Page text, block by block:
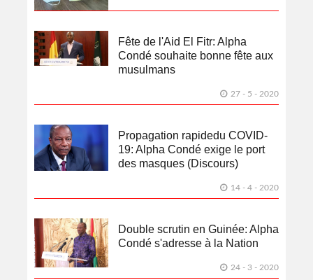
Fête de l'Aid El Fitr: Alpha
Condé souhaite bonne fête aux
musulmans
27 - 5 - 2020
Propagation rapidedu COVID-
19: Alpha Condé exige le port
des masques (Discours)
14 - 4 - 2020
Double scrutin en Guinée: Alpha
Condé s'adresse à la Nation
24 - 3 - 2020